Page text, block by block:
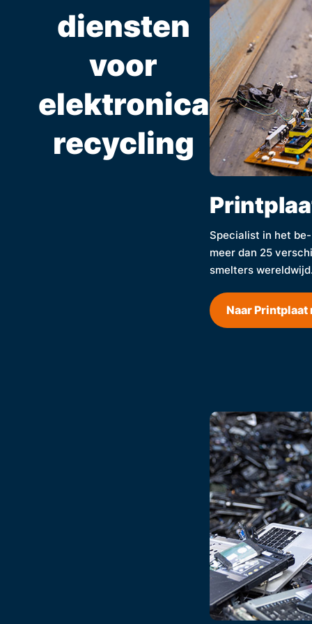
diensten
voor
elektronica
recycling
Specialist in het
meer dan 25
smelters
Naar